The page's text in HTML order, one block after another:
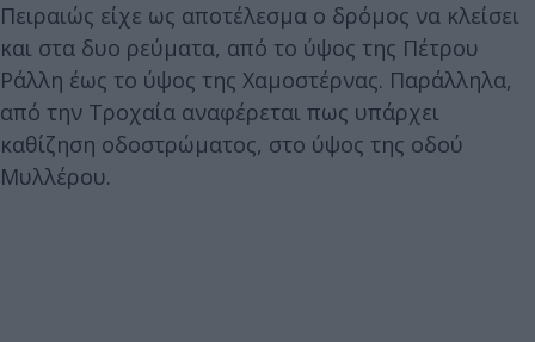
Πειραιώς είχε ως αποτέλεσμα ο δρόμος να κλείσει
και στα δυο ρεύματα, από το ύψος της Πέτρου
Ράλλη έως το ύψος της Χαμοστέρνας. Παράλληλα,
από την Τροχαία αναφέρεται πως υπάρχει
καθίζηση οδοστρώματος, στο ύψος της οδού
Μυλλέρου.